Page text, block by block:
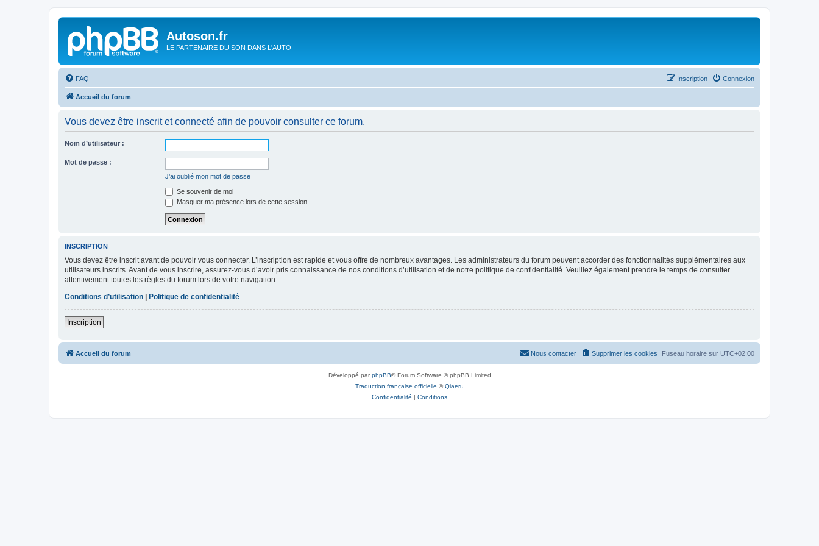
Autoson.fr
LE PARTENAIRE DU SON DANS L'AUTO
FAQ Connexion
Inscription
Accueil du forum
Vous devez être inscrit et connecté afin de pouvoir consulter ce forum.
Nom d’utilisateur :
Mot de passe :
J’ai oublié mon mot de passe
Se souvenir de moi
Masquer ma présence lors de cette session
INSCRIPTION
Vous devez être inscrit avant de pouvoir vous connecter. L’inscription est rapide et vous offre de nombreux avantages. Les administrateurs du forum peuvent accorder des fonctionnalités supplémentaires aux
utilisateurs inscrits. Avant de vous inscrire, assurez-vous d’avoir pris connaissance de nos conditions d’utilisation et de notre politique de confidentialité. Veuillez également prendre le temps de consulter
attentivement toutes les règles du forum lors de votre navigation.
Conditions d’utilisation
Politique de confidentialité
Inscription
Accueil du forum Fuseau horaire sur UTC+02:00
Supprimer les cookies
Nous contacter
Développé parphpBB® Forum Software © phpBB Limited
Traduction française officielle ©Qiaeru
Confidentialité | Conditions